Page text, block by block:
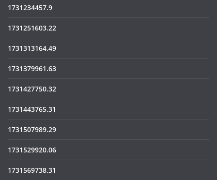
1731234457.9
1731251603.22
1731313164.49
1731379961.63
1731427750.32
1731443765.31
1731507989.29
1731529920.06
1731569738.31